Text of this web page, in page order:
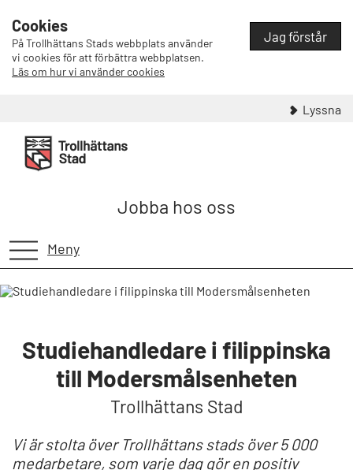
Cookies
På Trollhättans Stads webbplats använder
vi cookies för att förbättra webbplatsen.
Läs om hur vi använder cookies
Jag förstår
Lyssna
Jobba hos oss
Meny
Studiehandledare i filippinska
till Modersmålsenheten
Trollhättans Stad
Vi är stolta över Trollhättans stads över 5 000
medarbetare, som varje dag gör en positiv